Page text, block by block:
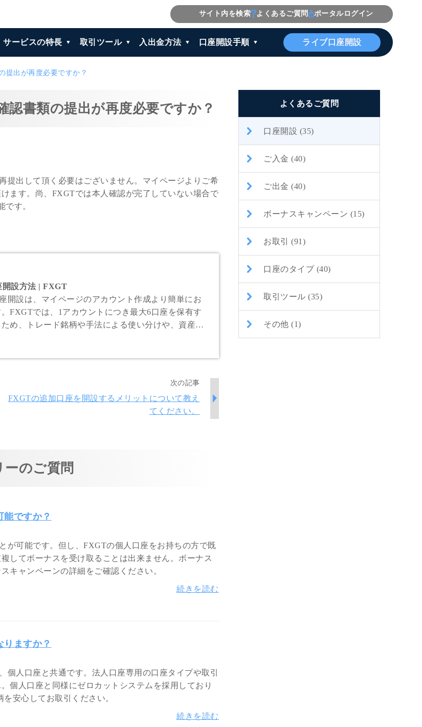
サイト内を検索 よくあるご質問 ポータルログイン
サービスの特長 取引ツール 入出金方法 口座開設手順 ライブ口座開設
提出が再度必要ですか？
書類の提出が再度必要ですか？
提出して頂く必要はございません。マイページよりご希
ます。尚、FXGTでは本人確認が完了していない場合で
です。
設方法 | FXGT
開設は、マイページのアカウント作成より簡単にお
FXGTでは、1アカウントにつき最大6口座を保有す
め、トレード銘柄や手法による使い分けや、資産を
次の記事
FXGTの追加口座を開設するメリットについて教え
てください。
ーのご質問
ですか？
が可能です。但し、FXGTの個人口座をお持ちの方で既
してボーナスを受け取ることは出来ません。ボーナス
キャンペーンの詳細をご確認ください。
続きを読む
ますか？
人口座と共通です。法人口座専用の口座タイプや取引
個人口座と同様にゼロカットシステムを採用しており
安心してお取引ください。
続きを読む
よくあるご質問
口座開設 (35)
ご入金 (40)
ご出金 (40)
ボーナスキャンペーン (15)
お取引 (91)
口座のタイプ (40)
取引ツール (35)
その他 (1)